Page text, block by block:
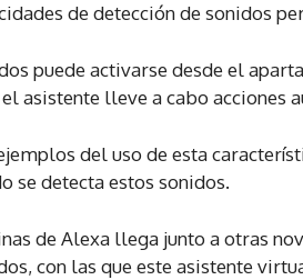
de detección de sonidos
puede activarse desde el
asistente lleve a cabo acciones
del uso de esta
se detecta estos sonidos.
de Alexa llega junto a otras
con las que este asistente